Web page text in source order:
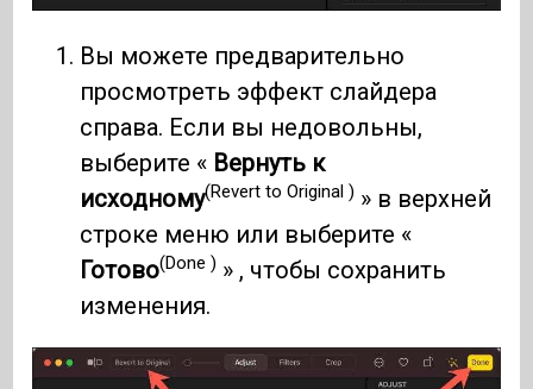
Вы можете предварительно
просмотреть эффект слайдера
справа. Если вы недовольны,
выберите « Вернуть к
исходному(Revert to Original ) » в верхней
строке меню или выберите «
Готово(Done ) » , чтобы сохранить
изменения.